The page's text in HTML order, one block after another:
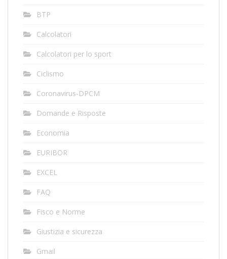
BTP
Calcolatori
Calcolatori per lo sport
Ciclismo
Coronavirus-DPCM
Domande e Risposte
Economia
EURIBOR
EXCEL
FAQ
Fisco e Norme
Giustizia e sicurezza
Gmail